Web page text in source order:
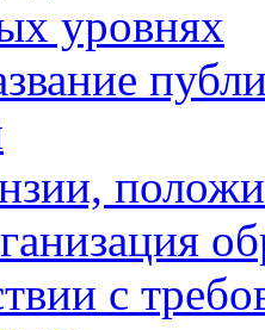
уровнях
с